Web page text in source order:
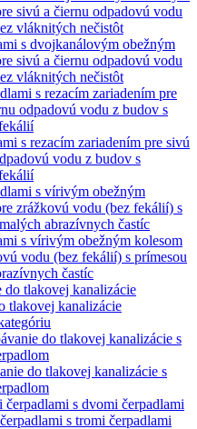
s dvojkanálovým obežným
sivú a čiernu odpadovú vodu
vláknitých nečistôt
s rezacím zariadením pre sivú
vodu z budov s
s vírivým obežným kolesom
vodu (bez fekálií) s prímesou
častíc
tlakovej kanalizácie
do tlakovej kanalizácie s
s dvomi čerpadlami
s tromi čerpadlami